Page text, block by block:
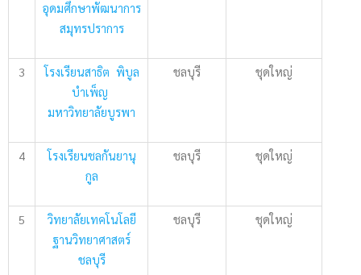
อุดมศึกษาพัฒนาการ
สมุทรปราการ
3
โรงเรียนสาธิต พิบูล
บำเพ็ญ
มหาวิทยาลัยบูรพา
ชลบุรี ชุดใหญ่
4
โรงเรียนชลกันยานุ
กูล
ชลบุรี ชุดใหญ่
5
วิทยาลัยเทคโนโลยี
ฐานวิทยาศาสตร์
ชลบุรี
ชลบุรี ชุดใหญ่